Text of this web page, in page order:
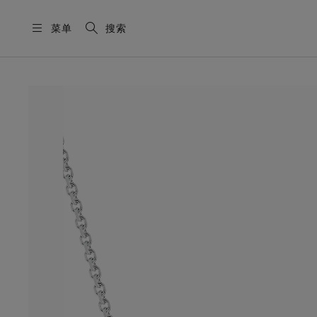
菜单 搜索